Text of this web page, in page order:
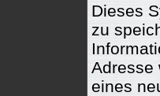
Dieses
zu
Adresse
eines